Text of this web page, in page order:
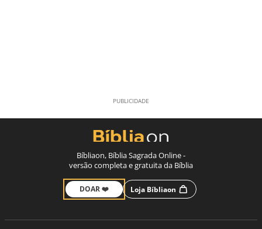
Bíbliaon, Bíblia Sagrada Online -
versão completa e gratuita da Bíblia
DOAR ❤️ Loja Bíbliaon